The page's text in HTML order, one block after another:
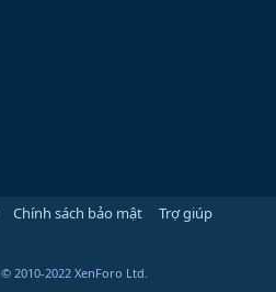
Chính sách bảo mật
Trợ giúp
© 2010-2022 XenForo Ltd.